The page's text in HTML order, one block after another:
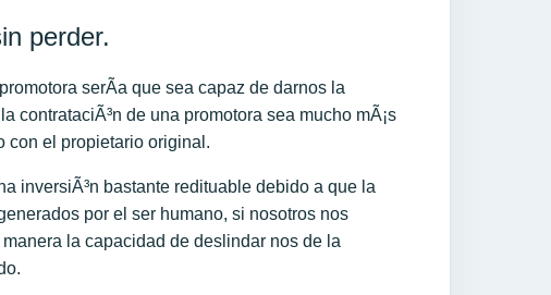
perder.
serÃ­a que sea capaz de darnos la
contrataciÃ³n de una promotora sea mucho mÃ¡s
con el propietario original.
inversiÃ³n bastante redituable debido a que la
por el ser humano, si nosotros nos
la capacidad de deslindar nos de la